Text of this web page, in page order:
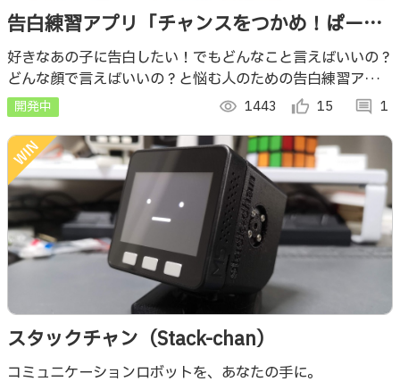
告白練習アプリ「チャンスをつかめ！ぱーふ
ぇくと♥らぶ」
好きなあの子に告白したい！でもどんなこと言えばいいの？
どんな顔で言えばいいの？と悩む人のための告白練習アプリ
です。 言葉と表情の2つの軸で告白を評価し、フィードバッ
クをもらいながら練習ができます。
開発中 visibility 1443 thumb_up_alt 15 comment 1
スタックチャン（Stack-chan）
コミュニケーションロボットを、あなたの手に。